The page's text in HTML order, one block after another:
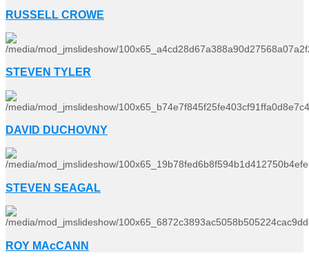
RUSSELL CROWE
STEVEN TYLER
DAVID DUCHOVNY
STEVEN SEAGAL
ROY MAcCANN